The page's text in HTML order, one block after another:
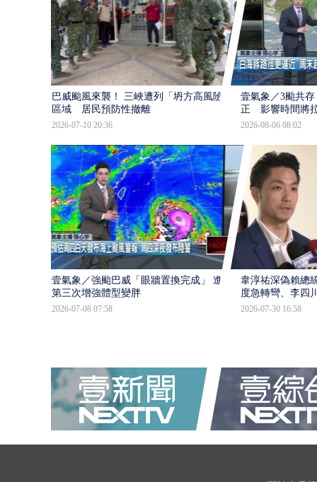
巴威颱風來襲！ 三峽遭列「坍方高風險」
區域 居民預防性撤離
2026-07-10 20:36
壹氣象／3颱共
正 影響時間將
2026-08-06 08:02
壹氣象／強颱巴威「眼牆置換完成」 進入
第三次增強體型變胖
2026-07-08 07:58
韋淳祐深偽賴總
度急轉彎、李四
2026-07-30 16:58